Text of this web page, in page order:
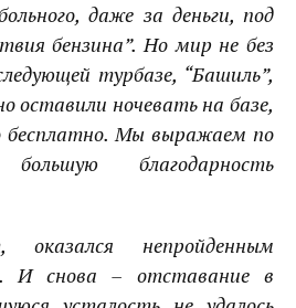
даже за деньги, под
бензина”. Но мир не без
турбазе, “Башиль”,
оставили ночевать на базе,
бесплатно. Мы выражаем по
благодарность
оказался непройденным
И снова – отставание в